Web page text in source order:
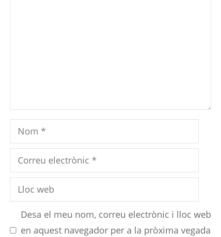
Nom
Correu
electrònic
Lloc
web
Desa el meu nom, correu electrònic i lloc web
en aquest navegador per a la pròxima vegada